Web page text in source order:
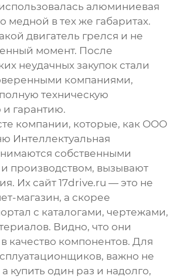
алюминиевая
медной в тех же габаритах.
двигатель грелся и не
момент. После
неудачных закупок стали
компаниями,
техническую
гарантию.
компании, которые, как ООО
Интеллектуальная
собственными
производством, вызывают
Их сайт17drive.ru — это не
магазин, а скорее
с каталогами, чертежами,
Видно, что они
качество компонентов. Для
важно не
купить один раз и надолго,